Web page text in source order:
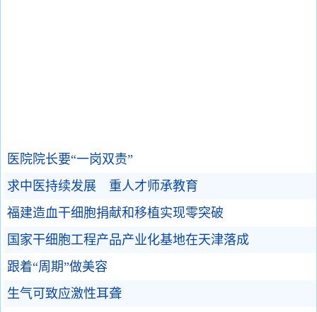
医院院长要“一岗双责”
求中医持续发展 重人才师承教育
福建造血干细胞捐献和移植实现零突破
国家干细胞工程产品产业化基地在天津落成
跟着“周期”做美容
生气可致应激性耳聋